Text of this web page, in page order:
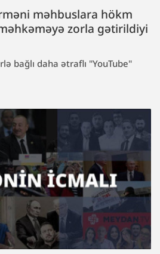
məhbuslara hökm
zorla gətirildiyi
bağlı daha ətraflı "YouTube"